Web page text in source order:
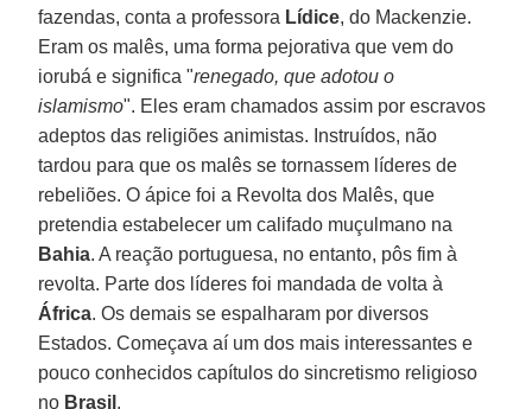
fazendas, conta a professora Lídice, do Mackenzie.
Eram os malês, uma forma pejorativa que vem do
iorubá e significa "renegado, que adotou o
islamismo". Eles eram chamados assim por escravos
adeptos das religiões animistas. Instruídos, não
tardou para que os malês se tornassem líderes de
rebeliões. O ápice foi a Revolta dos Malês, que
pretendia estabelecer um califado muçulmano na
Bahia. A reação portuguesa, no entanto, pôs fim à
revolta. Parte dos líderes foi mandada de volta à
África. Os demais se espalharam por diversos
Estados. Começava aí um dos mais interessantes e
pouco conhecidos capítulos do sincretismo religioso
no Brasil .